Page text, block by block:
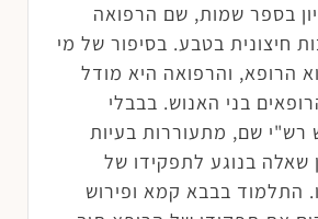
בספר שמות, שם הרפואה
חיצונית בטבע. בסיפור של מי
הרופא, והרפואה היא מודל
בני האנוש. בבבלי
רש"י שם, מתעוררות בעיות
שאלה בנוגע לתפקידו של
התלמוד בבבא קמא ופירוש